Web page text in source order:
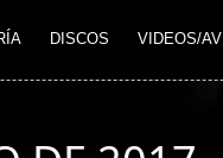
DISCOS VIDEOS/AV